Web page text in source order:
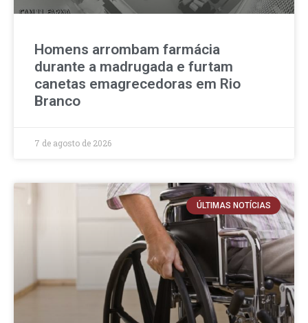
Homens arrombam farmácia
durante a madrugada e furtam
canetas emagrecedoras em Rio
Branco
7 de agosto de 2026
ÚLTIMAS NOTÍCIAS